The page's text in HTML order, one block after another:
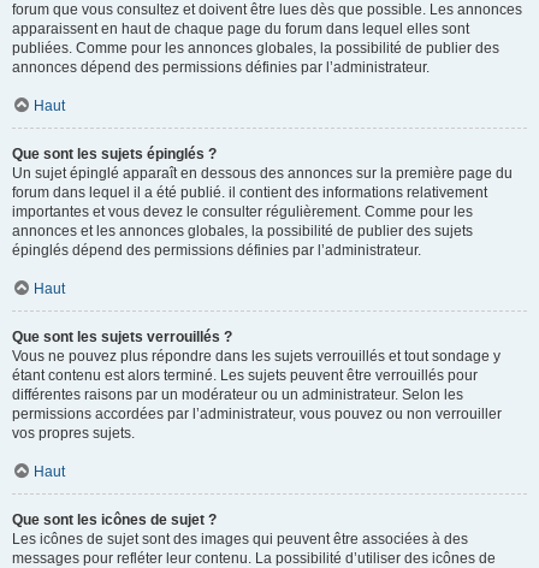
forum que vous consultez et doivent être lues dès que possible. Les annonces
apparaissent en haut de chaque page du forum dans lequel elles sont
publiées. Comme pour les annonces globales, la possibilité de publier des
annonces dépend des permissions définies par l’administrateur.
Haut
Que sont les sujets épinglés ?
Un sujet épinglé apparaît en dessous des annonces sur la première page du
forum dans lequel il a été publié. il contient des informations relativement
importantes et vous devez le consulter régulièrement. Comme pour les
annonces et les annonces globales, la possibilité de publier des sujets
épinglés dépend des permissions définies par l’administrateur.
Haut
Que sont les sujets verrouillés ?
Vous ne pouvez plus répondre dans les sujets verrouillés et tout sondage y
étant contenu est alors terminé. Les sujets peuvent être verrouillés pour
différentes raisons par un modérateur ou un administrateur. Selon les
permissions accordées par l’administrateur, vous pouvez ou non verrouiller
vos propres sujets.
Haut
Que sont les icônes de sujet ?
Les icônes de sujet sont des images qui peuvent être associées à des
messages pour refléter leur contenu. La possibilité d’utiliser des icônes de